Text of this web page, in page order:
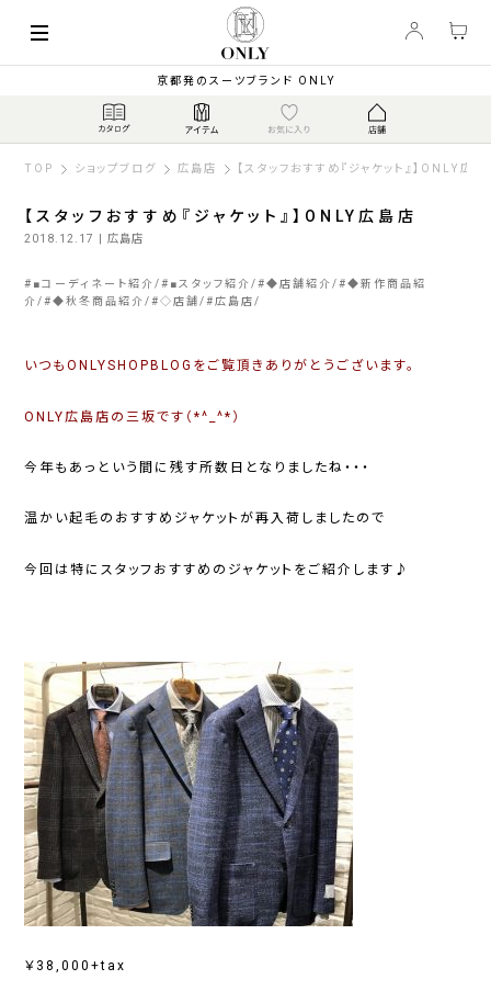
京都発のスーツブランド ONLY
TOP ショップブログ 広島店 【スタッフおすすめ『ジャケット』】ONLY広島
【スタッフおすすめ『ジャケット』】ONLY広島店
2018.12.17 | 広島店
# ■コーディネート紹介 # ■スタッフ紹介 #◆店舗紹介 #◆新作商品紹
介 #◆秋冬商品紹介 #◇店舗 #広島店
いつもONLYSHOPBLOGをご覧頂きありがとうございます。
ONLY広島店の三坂です（*^_^*）
今年もあっという間に残す所数日となりましたね・・・
温かい起毛のおすすめジャケットが再入荷しましたので
今回は特にスタッフおすすめのジャケットをご紹介します♪
￥38,000+tax